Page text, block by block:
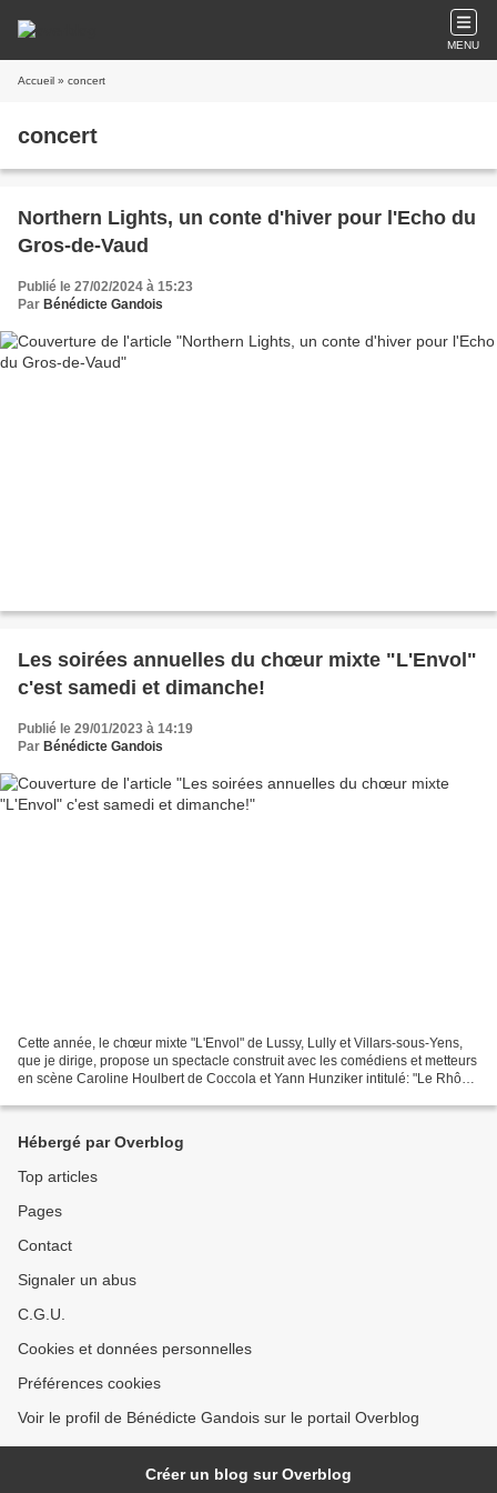
MENU
Accueil » concert
concert
Northern Lights, un conte d'hiver pour l'Echo du
Gros-de-Vaud
Publié le 27/02/2024 à 15:23
Par Bénédicte Gandois
Les soirées annuelles du chœur mixte "L'Envol"
c'est samedi et dimanche!
Publié le 29/01/2023 à 14:19
Par Bénédicte Gandois
Cette année, le chœur mixte "L'Envol" de Lussy, Lully et Villars-sous-Yens,
que je dirige, propose un spectacle construit avec les comédiens et metteurs
en scène Caroline Houlbert de Coccola et Yann Hunziker intitulé: "Le Rhône
Hébergé par Overblog
Top articles
Pages
Contact
Signaler un abus
C.G.U.
Cookies et données personnelles
Préférences cookies
Voir le profil de Bénédicte Gandois sur le portail Overblog
Créer un blog sur Overblog